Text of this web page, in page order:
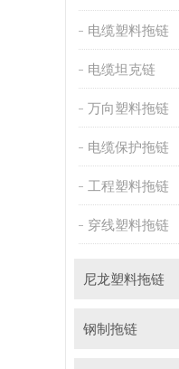
电缆塑料拖链
电缆坦克链
万向塑料拖链
电缆保护拖链
工程塑料拖链
穿线塑料拖链
尼龙塑料拖链
钢制拖链